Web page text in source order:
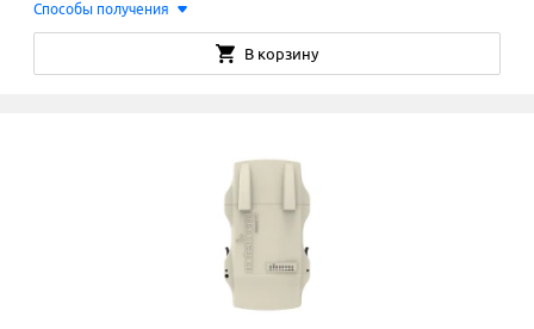
Способы получения
В корзину